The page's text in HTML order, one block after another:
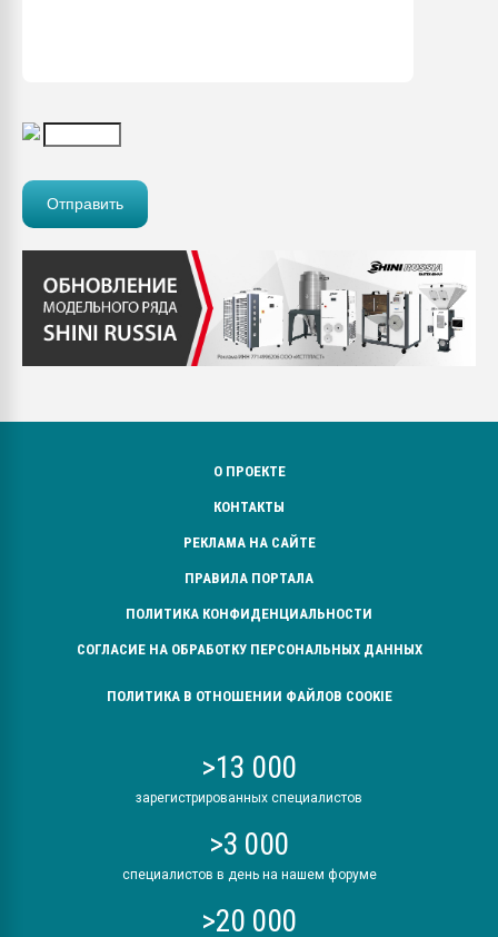
О ПРОЕКТЕ
КОНТАКТЫ
РЕКЛАМА НА САЙТЕ
ПРАВИЛА ПОРТАЛА
ПОЛИТИКА КОНФИДЕНЦИАЛЬНОСТИ
СОГЛАСИЕ НА ОБРАБОТКУ ПЕРСОНАЛЬНЫХ ДАННЫХ
ПОЛИТИКА В ОТНОШЕНИИ ФАЙЛОВ COOKIE
>13 000
зарегистрированных специалистов
>3 000
специалистов в день на нашем форуме
>20 000